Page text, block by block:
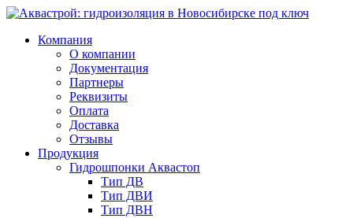
Компания
О компании
Документация
Партнеры
Реквизиты
Оплата
Доставка
Отзывы
Продукция
Гидрошпонки Аквастоп
Тип ДВ
Тип ДВИ
Тип ДВН